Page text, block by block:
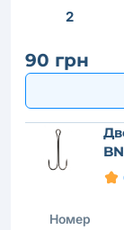
2
90 грн
Номер